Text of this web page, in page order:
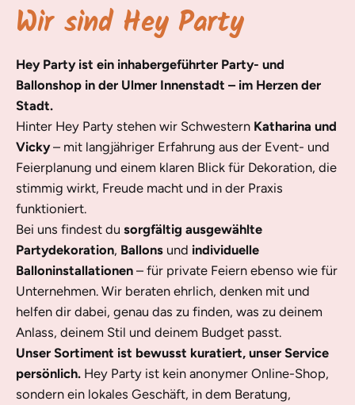
Wir sind Hey Party
Hey Party ist ein inhabergeführter Party- und
Ballonshop in der Ulmer Innenstadt – im Herzen der
Stadt.
Hinter Hey Party stehen wir Schwestern Katharina und
Vicky– mit langjähriger Erfahrung aus der Event- und
Feierplanung und einem klaren Blick für Dekoration, die
stimmig wirkt, Freude macht und in der Praxis
funktioniert.
Bei uns findest du sorgfältig ausgewählte
Partydekoration, Ballons und individuelle
Balloninstallationen – für private Feiern ebenso wie für
Unternehmen. Wir beraten ehrlich, denken mit und
helfen dir dabei, genau das zu finden, was zu deinem
Anlass, deinem Stil und deinem Budget passt.
Unser Sortiment ist bewusst kuratiert, unser Service
persönlich. Hey Party ist kein anonymer Online-Shop,
sondern ein lokales Geschäft, in dem Beratung,